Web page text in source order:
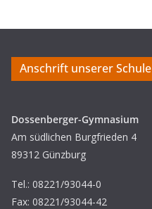
Anschrift unserer Schule
Dossenberger-Gymnasium
Am südlichen Burgfrieden 4
89312 Günzburg
Tel.: 08221/93044-0
Fax: 08221/93044-42